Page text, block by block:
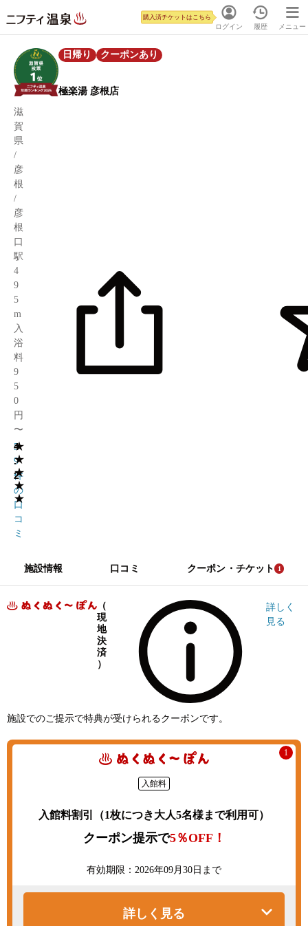
ログイン
購入済チケットはこちら
履歴 メニュー
日帰り クーポンあり
極楽湯 彦根店
滋
賀
県
/
彦
根
/
彦
根
口
駅
4
9
5
m
入
浴
料
9
5
0
円
〜
★
★
★
★
★
4
.
2
5
9
件
の
口
コ
ミ
施設情報 口コミ クーポン・チケット 1
（
現
地
決
済
）
詳しく
見る
施設でのご提示で特典が受けられるクーポンです。
1
入館料
入館料割引（1枚につき大人5名様まで利用可）
クーポン提示で5％OFF！
有効期限：2026年09月30日まで
詳しく見る